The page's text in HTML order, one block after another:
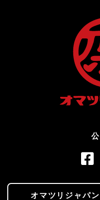
オマツリジャパ